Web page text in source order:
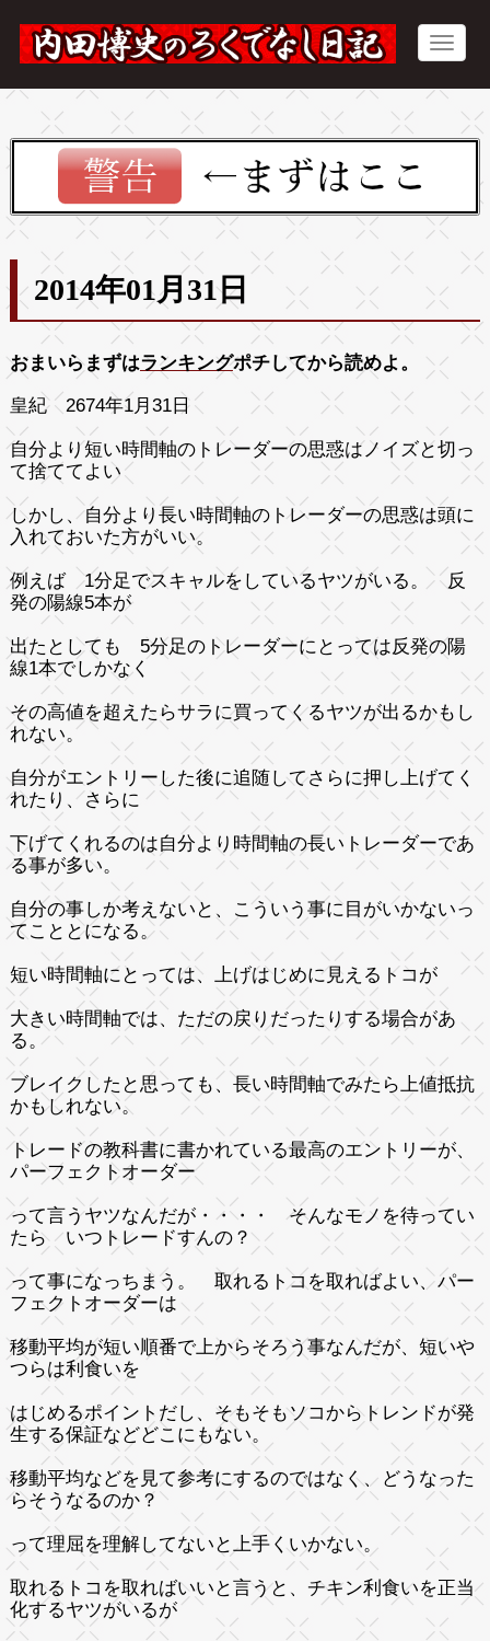
2014年01月31日
おまいらまずはランキングポチしてから読めよ。
皇紀 2674年1月31日
自分より短い時間軸のトレーダーの思惑はノイズと切っ
て捨ててよい
しかし、自分より長い時間軸のトレーダーの思惑は頭に
入れておいた方がいい。
例えば 1分足でスキャルをしているヤツがいる。 反
発の陽線5本が
出たとしても 5分足のトレーダーにとっては反発の陽
線1本でしかなく
その高値を超えたらサラに買ってくるヤツが出るかもし
れない。
自分がエントリーした後に追随してさらに押し上げてく
れたり、さらに
下げてくれるのは自分より時間軸の長いトレーダーであ
る事が多い。
自分の事しか考えないと、こういう事に目がいかないっ
てこととになる。
短い時間軸にとっては、上げはじめに見えるトコが
大きい時間軸では、ただの戻りだったりする場合があ
る。
ブレイクしたと思っても、長い時間軸でみたら上値抵抗
かもしれない。
トレードの教科書に書かれている最高のエントリーが、
パーフェクトオーダー
って言うヤツなんだが・・・・ そんなモノを待ってい
たら いつトレードすんの？
って事になっちまう。 取れるトコを取ればよい、パー
フェクトオーダーは
移動平均が短い順番で上からそろう事なんだが、短いや
つらは利食いを
はじめるポイントだし、そもそもソコからトレンドが発
生する保証などどこにもない。
移動平均などを見て参考にするのではなく、どうなった
らそうなるのか？
って理屈を理解してないと上手くいかない。
取れるトコを取ればいいと言うと、チキン利食いを正当
化するヤツがいるが